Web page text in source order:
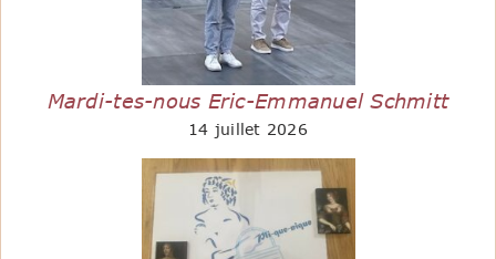
Mardi-tes-nous Eric-Emmanuel Schmitt
14 juillet 2026